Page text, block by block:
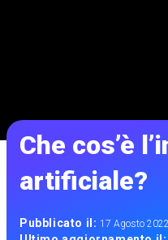
Che cos’è
artificiale?
Pubblicato il:17 Agosto 2022